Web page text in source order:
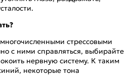
стрессовыми
с ними справляться, выбирайте
нервную систему. К таким
некоторые тона